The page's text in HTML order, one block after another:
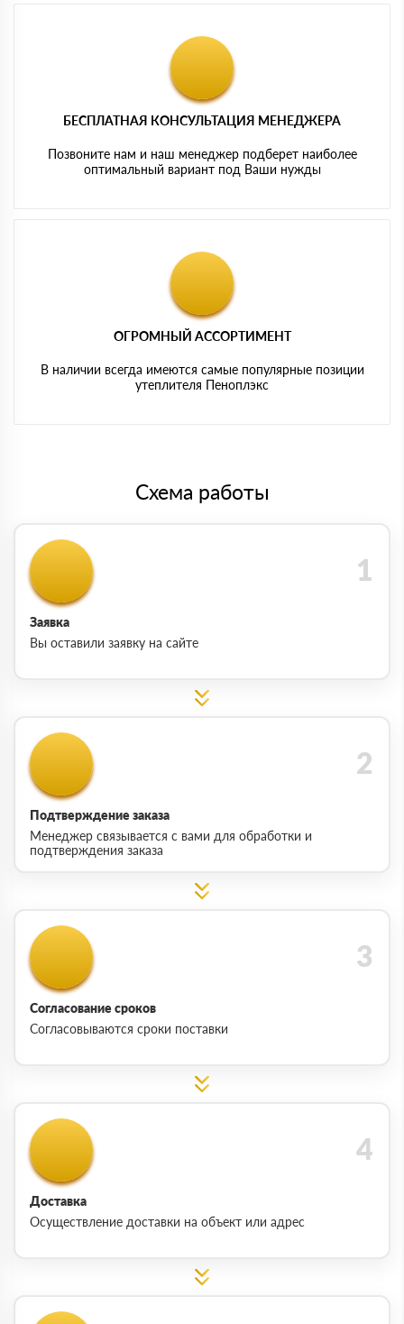
БЕСПЛАТНАЯ КОНСУЛЬТАЦИЯ МЕНЕДЖЕРА
Позвоните нам и наш менеджер подберет наиболее
оптимальный вариант под Ваши нужды
ОГРОМНЫЙ АССОРТИМЕНТ
В наличии всегда имеются самые популярные позиции
утеплителя Пеноплэкс
Схема работы
Заявка
Вы оставили заявку на сайте
Подтверждение заказа
Менеджер связывается с вами для обработки и
подтверждения заказа
Согласование сроков
Согласовываются сроки поставки
Доставка
Осуществление доставки на объект или адрес